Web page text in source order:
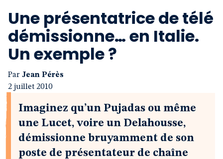
Notre revue
Boutique
Une présentatrice de télé
démissionne… en Italie.
Un exemple ?
Par Jean Pérès
2 juillet 2010
Imaginez qu’un Pujadas ou même
une Lucet, voire un Delahousse,
démissionne bruyamment de son
poste de présentateur de chaîne